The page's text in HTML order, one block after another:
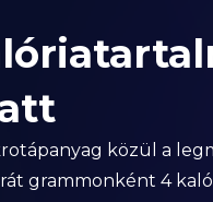
közül a
grammonként 4